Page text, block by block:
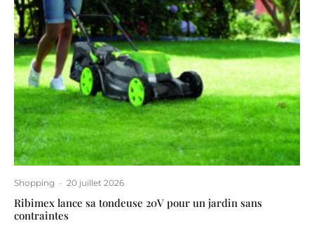
Shopping · 20 juillet 2026
Ribimex lance sa tondeuse 20V pour un jardin sans
contraintes